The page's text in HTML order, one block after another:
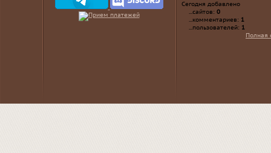
Сегодня добавлено
...сайтов: 0
...комментариев: 1
...пользователей: 1
Полная